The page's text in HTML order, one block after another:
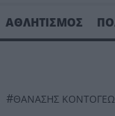
ΑΘΛΗΤΙΣΜΟΣ
#ΘΑΝΑΣΗΣ